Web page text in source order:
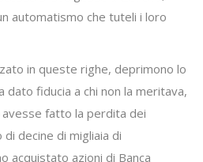
automatismo che tuteli i loro
in queste righe, deprimono lo
dato fiducia a chi non la meritava,
avesse fatto la perdita dei
decine di migliaia di
acquistato azioni di Banca